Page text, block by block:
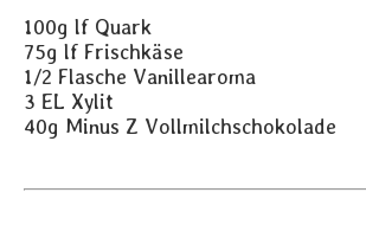
100g lf Quark
75g lf Frischkäse
1/2 Flasche Vanillearoma
3 EL Xylit
40g Minus Z Vollmilchschokolade